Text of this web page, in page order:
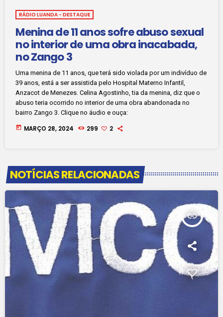
RÁDIO LUANDA - DESTAQUE
Menina de 11 anos sofre abuso sexual
no interior de uma obra inacabada,
no Zango 3
Uma menina de 11 anos, que terá sido violada por um indivíduo de
39 anos, está a ser assistida pelo Hospital Materno Infantil,
Anzacot de Menezes. Celina Agostinho, tia da menina, diz que o
abuso teria ocorrido no interior de uma obra abandonada no
bairro Zango 3. Clique no áudio e ouça:
today MARÇO 28, 2024 299 2
NOTÍCIAS RELACIONADAS
insert_link